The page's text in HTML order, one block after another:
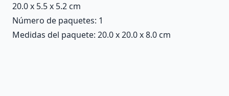
20.0 x 5.5 x 5.2 cm
Número de paquetes: 1
Medidas del paquete: 20.0 x 20.0 x 8.0 cm